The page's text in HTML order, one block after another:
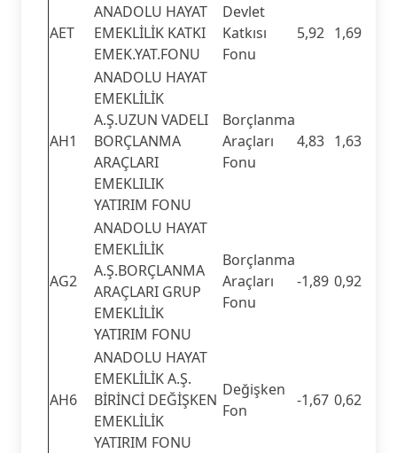
AET
ANADOLU HAYAT
EMEKLİLİK KATKI
EMEK.YAT.FONU
Devlet
Katkısı
Fonu
5,92 1,69
AH1
ANADOLU HAYAT
EMEKLİLİK
A.Ş.UZUN VADELI
BORÇLANMA
ARAÇLARI
EMEKLILIK
YATIRIM FONU
Borçlanma
Araçları
Fonu
4,83 1,63
AG2
ANADOLU HAYAT
EMEKLİLİK
A.Ş.BORÇLANMA
ARAÇLARI GRUP
EMEKLİLİK
YATIRIM FONU
Borçlanma
Araçları
Fonu
-1,89 0,92
AH6
ANADOLU HAYAT
EMEKLİLİK A.Ş.
BİRİNCİ DEĞİŞKEN
EMEKLİLİK
YATIRIM FONU
Değişken
Fon
-1,67 0,62